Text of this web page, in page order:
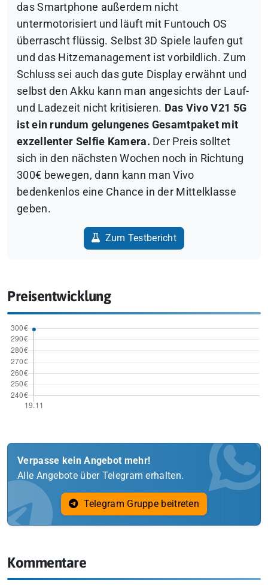
das Smartphone außerdem nicht
untermotorisiert und läuft mit Funtouch OS
überrascht flüssig. Selbst 3D Spiele laufen gut
und das Hitzemanagement ist vorbildlich. Zum
Schluss sei auch das gute Display erwähnt und
selbst den Akku kann man angesichts der Lauf-
und Ladezeit nicht kritisieren. Das Vivo V21 5G
ist ein rundum gelungenes Gesamtpaket mit
exzellenter Selfie Kamera. Der Preis solltet
sich in den nächsten Wochen noch in Richtung
300€ bewegen, dann kann man Vivo
bedenkenlos eine Chance in der Mittelklasse
geben.
Zum Testbericht
Preisentwicklung
Verpasse kein Angebot mehr!
Alle Angebote über Telegram erhalten.
Telegram Gruppe beitreten
Kommentare